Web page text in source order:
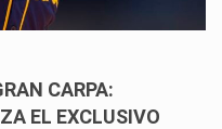
CARPA:
EL EXCLUSIVO